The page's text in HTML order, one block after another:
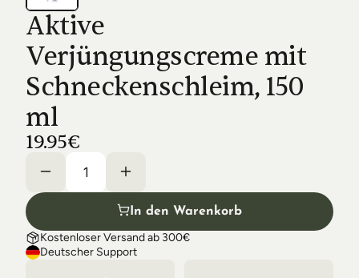
Luxmer
Orders & Returns
Aktive
Verjüngungscreme mit
Schneckenschleim, 150
ml
19.95€
In den Warenkorb
Kostenloser Versand ab 300€
Deutscher Support